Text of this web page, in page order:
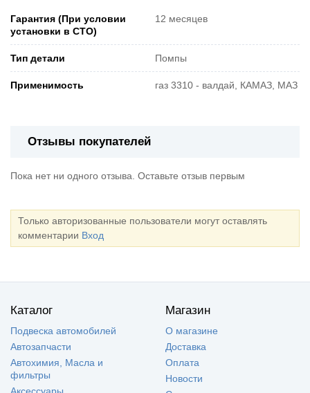
Гарантия (При условии
установки в СТО)
12 месяцев
Тип детали Помпы
Применимость газ 3310 - валдай, КАМАЗ, МАЗ
Отзывы покупателей
Пока нет ни одного отзыва. Оставьте отзыв первым
Только авторизованные пользователи могут оставлять
комментарии Вход
Каталог
Подвеска автомобилей
Автозапчасти
Автохимия, Масла и
фильтры
Аксессуары
Магазин
О магазине
Доставка
Оплата
Новости